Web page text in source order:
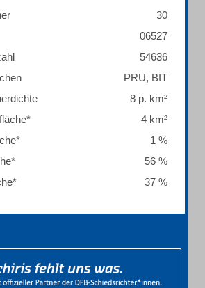
30
06527
54636
PRU, BIT
8 p. km²
4 km²
1 %
56 %
37 %